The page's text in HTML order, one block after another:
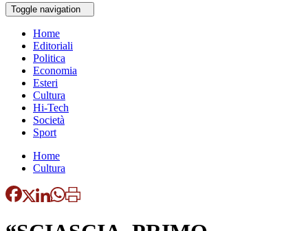
Toggle navigation
Home
Editoriali
Politica
Economia
Esteri
Cultura
Hi-Tech
Società
Sport
Home
Cultura